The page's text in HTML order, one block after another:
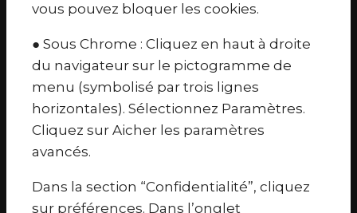
vous pouvez bloquer les cookies.
● Sous Chrome : Cliquez en haut à droite
du navigateur sur le pictogramme de
menu (symbolisé par trois lignes
horizontales). Sélectionnez Paramètres.
Cliquez sur Aicher les paramètres
avancés.
Dans la section “Confidentialité”, cliquez
sur préférences. Dans l’onglet